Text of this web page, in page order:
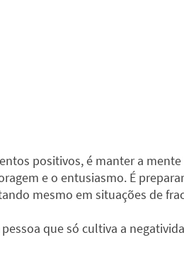
positivos, é manter a
e o entusiasmo. É
mesmo em situações de
que só cultiva a